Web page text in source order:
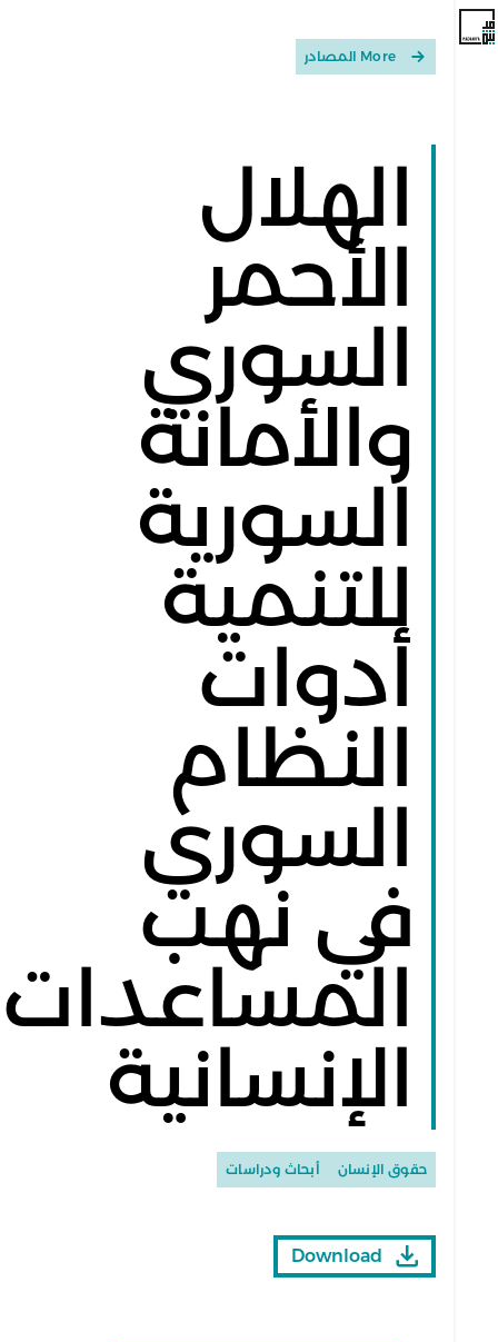
More المصادر
الهلال
الأحمر
السوري
والأمانة
السورية
للتنمية
أدوات
النظام
السوري
في نهب
المساعدات
الإنسانية
حقوق الإنسان أبحاث ودراسات
Download